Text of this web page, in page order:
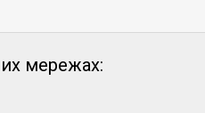
мережах: